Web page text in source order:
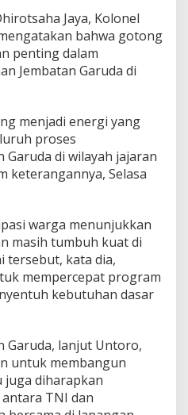
d
a
n
T
N
e
n
g
u
a
Jaya, Kolonel
bahwa gotong
penting dalam
Jembatan Garuda di
menjadi energi yang
proses
Garuda di wilayah jajaran
keterangannya, Selasa
warga menunjukkan
masih tumbuh kuat di
tersebut, kata dia,
mempercepat program
kebutuhan dasar
Garuda, lanjut Untoro,
untuk membangun
juga diharapkan
TNI dan